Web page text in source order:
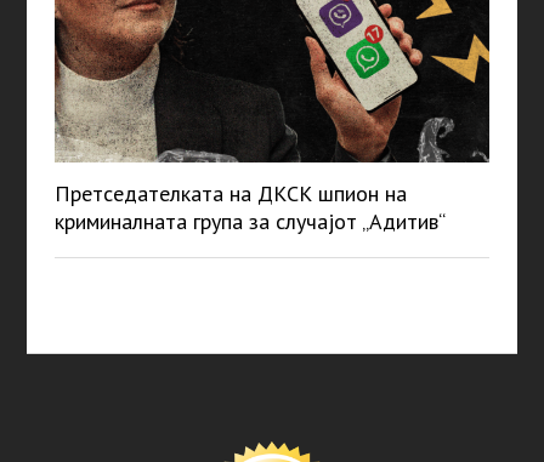
Претседателката на ДКСК шпион на
криминалната група за случајот „Адитив“